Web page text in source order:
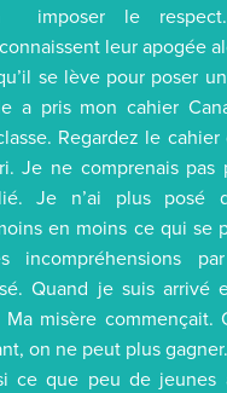
imposer le
leur apogée
se lève pour poser
a pris mon cahier
Regardez le cahier
Je ne comprenais pas
Je n’ai plus posé
en moins ce qui se
incompréhensions
Quand je suis arrivé
misère commençait.
on ne peut plus
ce que peu de